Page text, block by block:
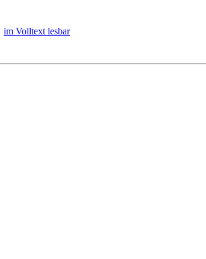
im Volltext lesbar